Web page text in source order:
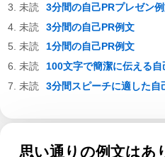
3分間の自己PRプレゼン
3分間の自己PR例文
1分間の自己PR例文
100文字で簡潔に伝える
3分間スピーチに適した自
思い通りの例文はあ